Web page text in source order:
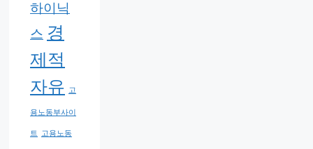
하이닉
스 경
제적
자유
고
용노동부사이
트 고용노동